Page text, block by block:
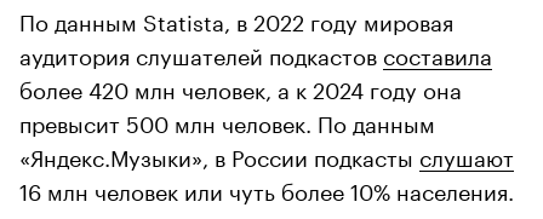
По данным Statista, в 2022 году мировая
аудитория слушателей подкастов составила
более 420 млн человек, а к 2024 году она
превысит 500 млн человек. По данным
«Яндекс.Музыки», в России подкасты слушают
16 млн человек или чуть более 10% населения.